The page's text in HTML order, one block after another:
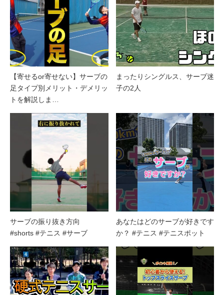
【寄せるor寄せない】サーブの
足タイプ別メリット・デメリッ
トを解説しま…
まったりシングルス、サーブ迷
子の2人
サーブの振り抜き方向
#shorts #テニス #サーブ
あなたはどのサーブが好きです
か？ #テニス #テニスポット